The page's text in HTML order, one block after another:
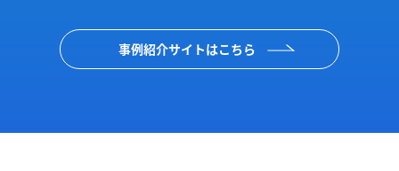
事例紹介サイトはこちら